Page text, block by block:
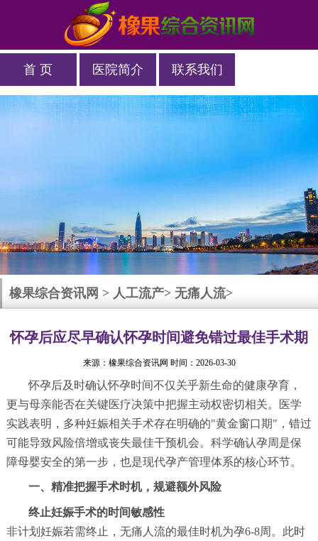
首 页 医院简介 联系我们
橡果综合资讯网 > 人工流产> 无痛人流>
怀孕后应尽早确认怀孕时间避免错过最佳手术期
来源： 橡果综合资讯网 时间：2026-03-30
怀孕后及时确认怀孕时间不仅关乎新生命的健康孕育，
更与母亲能否在关键医疗决策中把握主动权密切相关。医学
实践表明，多种妊娠相关手术存在明确的"黄金窗口期"，错过
可能导致风险倍增或丧失最佳干预机会。科学确认孕周是保
障母婴安全的第一步，也是现代孕产管理体系的核心环节。
一、精准把握手术时机，规避额外风险
终止妊娠手术的时间敏感性
非计划妊娠若需终止，无痛人流的最佳时机为孕6-8周。此时